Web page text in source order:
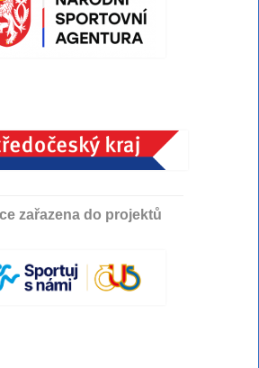
zařazena do projektů